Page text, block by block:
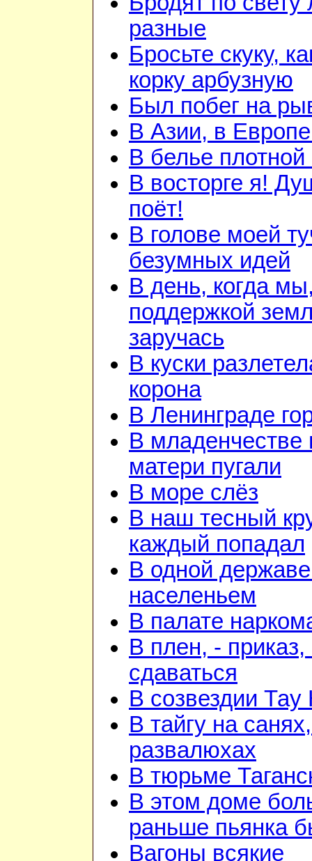
разные
Бросьте скуку,
корку арбузную
Был побег на
В Азии, в
В белье плотной
В восторге я!
поёт!
В голове моей
безумных идей
В день, когда
поддержкой
заручась
В куски
корона
В Ленинграде
В младенчестве
матери пугали
В море слёз
В наш тесный
каждый попадал
В одной
населеньем
В палате
В плен, - приказ,
сдаваться
В созвездии Тау
В тайгу на
развалюхах
В тюрьме
В этом доме
раньше пьянка
Вагоны всякие